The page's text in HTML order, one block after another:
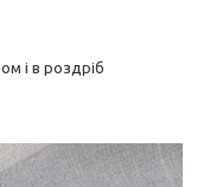
і в роздріб